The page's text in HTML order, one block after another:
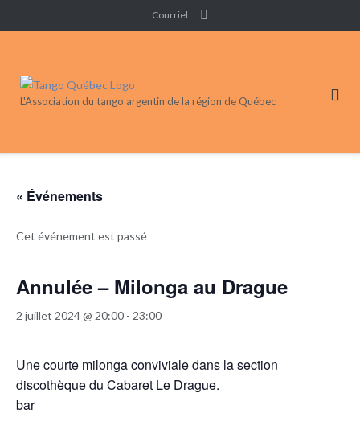
to
Courriel
L'Association du tango argentin de la région de Québec
« Événements
Cet événement est passé
Annulée – Milonga au Drague
2 juillet 2024 @ 20:00 - 23:00
Une courte milonga conviviale dans la section
discothèque du Cabaret Le Drague.
bar